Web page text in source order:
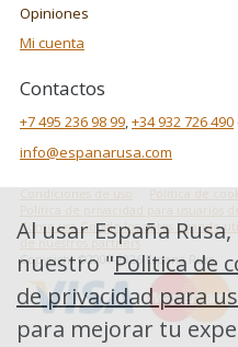
Opiniones
Mi cuenta
Contactos
+7 495 236 98 99 +34 932 726 490
info@espanarusa.com
Politica de
Política de privacidad para usuarios de
Cómo usa Google los datos cuando
de nuestros partners
Copyright ©2007-2026 Espana Rusa
Al usar España
nuestro "Politica de
de privacidad para
para mejorar tu